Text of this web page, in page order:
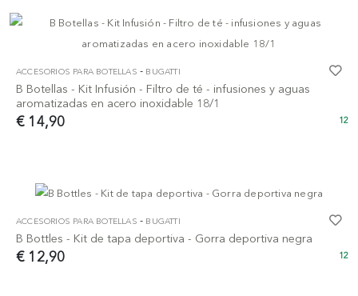
ACCESORIOS PARA BOTELLAS - BUGATTI
B Botellas - Kit Infusión - Filtro de té - infusiones y aguas
aromatizadas en acero inoxidable 18/1
€ 14,90 12
ACCESORIOS PARA BOTELLAS - BUGATTI
B Bottles - Kit de tapa deportiva - Gorra deportiva negra
€ 12,90 12